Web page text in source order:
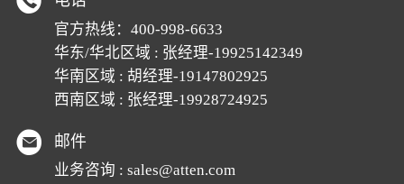
官方热线： 400-998-6633
华东/华北区域 : 张经理-19925142349
华南区域 : 胡经理-19147802925
西南区域 : 张经理-19928724925
邮件
业务咨询 : sales@atten.com